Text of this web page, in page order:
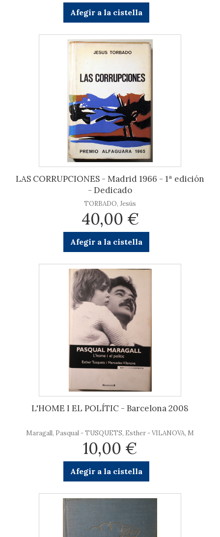
Afegir a la cistella
LAS CORRUPCIONES - Madrid 1966 - 1ª edición
- Dedicado
TORBADO, Jesús
40,00 €
Afegir a la cistella
L'HOME I EL POLÍTIC - Barcelona 2008
Maragall, Pasqual - TUSQUETS, Esther - VILANOVA, M
10,00 €
Afegir a la cistella